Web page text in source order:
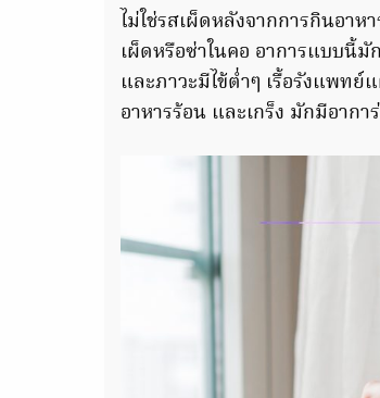
ไม่ใช่รสเผ็ดหลังจากการกินอาห
เผ็ดหรือซ่าในคอ อาการแบบนี้
และภาวะมีไข้ต่ำๆ เรื้อรังแพทย์
อาหารร้อน และเกร็ง มักมีอาก